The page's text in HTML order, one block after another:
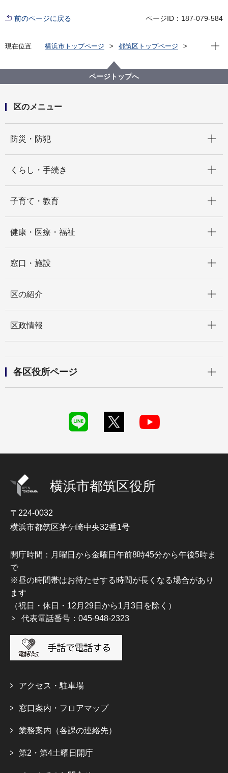
前のページに戻る ページID：187-079-584
現在位置 横浜市トップページ
都筑区トップページ
こんにちは、区長です！ バックナンバー年度別（旧
フォトニュースつづき）
2022年度
現在
ページトップへ
区のメニュー
防災・防犯
くらし・手続き
子育て・教育
健康・医療・福祉
窓口・施設
区の紹介
区政情報
各区役所ページ
横浜市都筑区役所
〒224-0032
横浜市都筑区茅ケ崎中央32番1号
開庁時間：月曜日から金曜日午前8時45分から午後5時ま
で
※昼の時間帯はお待たせする時間が長くなる場合があり
ます
（祝日・休日・12月29日から1月3日を除く）
代表電話番号：045-948-2323
アクセス・駐車場
窓口案内・フロアマップ
業務案内（各課の連絡先）
第2・第4土曜日開庁